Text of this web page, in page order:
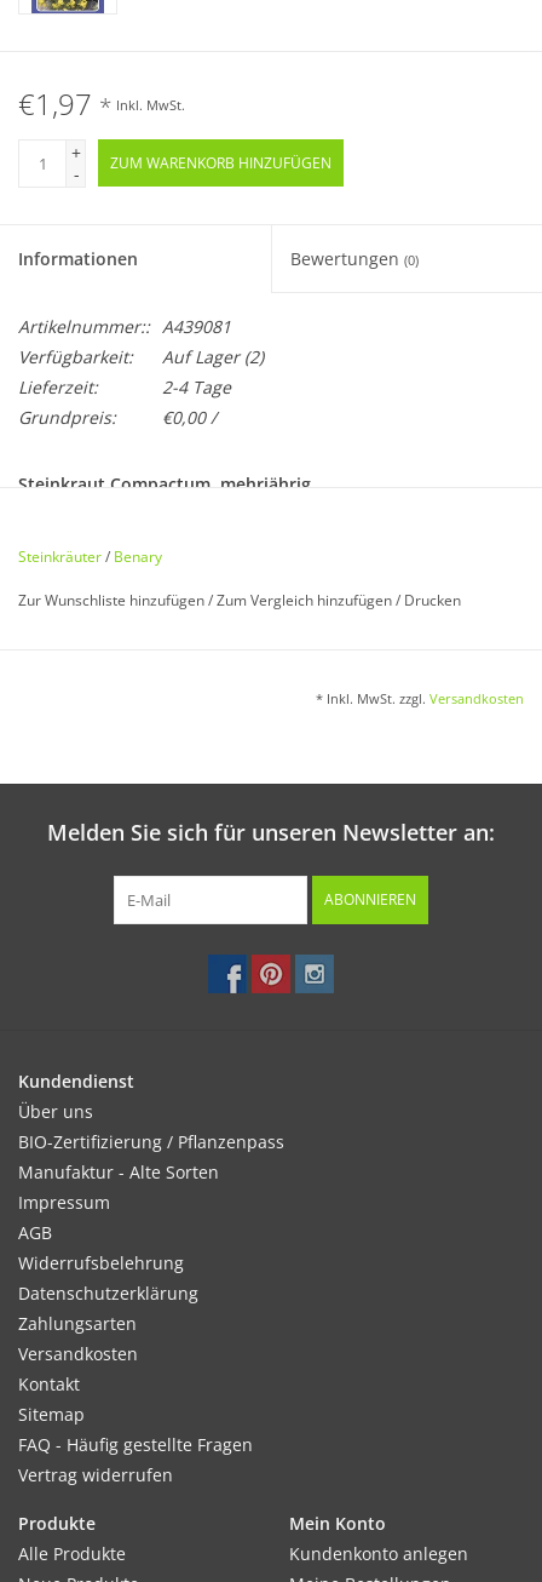
€1,97 * Inkl. MwSt.
+
-
ZUM WARENKORB HINZUFÜGEN
Informationen Bewertungen (0)
Artikelnummer:: A439081
Verfügbarkeit:
Auf Lager(2)
Lieferzeit:
2-4 Tage
Grundpreis:
€0,00 /
Steinkraut Compactum, mehrjährig
Keimung:
Standort:
Gedeiht auf kalkhaltigem und sonnigem Standort besonders
gut.
Ernte / Blüte:
ab Mai - Juni
Verwendung:
Frühlingsbeete, Steingarten, Trockenmauern.
Tipp:
Steinkräuter/ Benary
Zur Wunschliste hinzufügen/Zum Vergleich hinzufügen/ Drucken
* Inkl. MwSt. zzgl. Versandkosten
Melden Sie sich für unseren Newsletter an:
ABONNIEREN
Kundendienst
Über uns
BIO-Zertifizierung / Pflanzenpass
Manufaktur - Alte Sorten
Impressum
AGB
Widerrufsbelehrung
Datenschutzerklärung
Zahlungsarten
Versandkosten
Kontakt
Sitemap
FAQ - Häufig gestellte Fragen
Vertrag widerrufen
Produkte
Alle Produkte
Mein Konto
Kundenkonto anlegen